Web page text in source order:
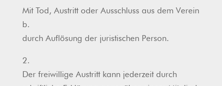
Mit Tod, Austritt oder Ausschluss aus dem Verein
b.
durch Auflösung der juristischen Person.
2.
Der freiwillige Austritt kann jederzeit durch